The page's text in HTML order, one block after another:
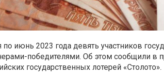
по июнь 2023 года девять участников
победителями. Об этом сообщили в
государственных лотерей «Столото».